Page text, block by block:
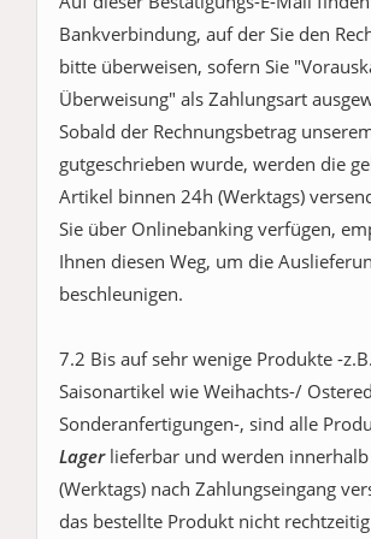
Bankverbindung, auf der Sie den
bitte überweisen, sofern Sie
Überweisung" als Zahlungsart
Sobald der Rechnungsbetrag
gutgeschrieben wurde, werden die
Artikel binnen 24h (Werktags)
Sie über Onlinebanking verfügen,
Ihnen diesen Weg, um die
beschleunigen.
7.2 Bis auf sehr wenige Produkte -z.B.
Saisonartikel wie Weihachts-/
Sonderanfertigungen-, sind alle
Lagerlieferbar und werden
(Werktags) nach Zahlungseingang
das bestellte Produkt nicht